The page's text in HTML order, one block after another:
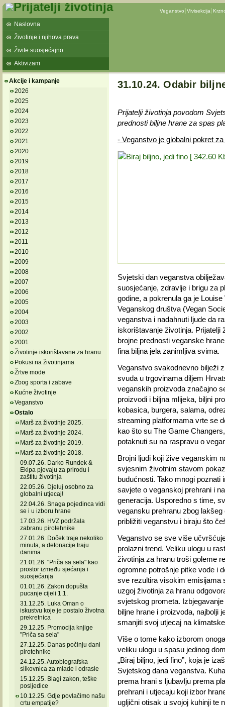
Veganstvo Vivisekcija
Naslovna
Životinje i njihova prava
Živite suosjećajno
Aktivizam
Akcije i kampanje
2026
2025
2024
2023
2022
2021
2020
2019
2018
2017
2016
2015
2014
2013
2012
2011
2010
2009
2008
2007
2006
2005
2004
2003
2002
2001
Životinje iskorištavane za hranu
Pokusi na životinjama
Žrtve mode
Zbog sporta i zabave
Kućne životinje
Veganstvo
Ostalo
Marš za životinje 2025.
Marš za životinje 2024.
Marš za životinje 2019.
Marš za životinje 2018.
09.07.26. Darko Rundek &
Ekipa pjevaju za prirodu i
zaštitu životinja
22.05.26. Djeluj osobno za
globalni utjecaj!
22.04.26. Snaga pojedinca vidi
se i u izboru hrane
17.03.26. HVZ podržala
zabranu pirotehnike
27.01.26. Doček traje nekoliko
minuta, a detonacije traju
danima
21.01.26. "Priča sa sela" kao
prostor između sjećanja i
suosjećanja
01.01.26. Zakon dopušta
pucanje cijeli 1.1.
31.12.25. Luka Oman o
iskustvu koje je postalo životna
prekretnica
29.12.25. Promocija knjige
"Priča sa sela"
27.12.25. Danas počinju dani
pirotehnike
24.12.25. Autobiografska
slikovnica za mlade i odrasle
15.12.25. Blagi zakon, teške
posljedice
10.12.25. Gdje povlačimo našu
crtu empatije?
31.10.24. Odabir
Prijatelji životinja povodom
prednosti biljne hrane za spas
- Veganstvo je globalni pokret
Svjetski dan veganstva
suosjećanje, zdravlje i brigu za
godine, a pokrenula ga je
Veganskog društva (Vegan
veganstva i nadahnuti ljude da
iskorištavanje životinja.
brojne prednosti veganske
fina biljna jela zanimljiva svima.
Veganstvo svakodnevno bilježi
svuda u trgovinama diljem
veganskih proizvoda značajno
proizvodi i biljna mlijeka, biljni
kobasica, burgera, salama,
streaming platformama vrte se
kao što su The Game
potaknuti su na raspravu o
Brojni ljudi koji žive veganskim
svjesnim životnim stavom
budućnosti. Tako mnogi poznati
savjete o veganskoj prehrani i
generacija. Usporedno s time,
vegansku prehranu zbog
približiti veganstvu i biraju što
Veganstvo se sve više
prolazni trend. Veliku ulogu u
životinja za hranu troši goleme
ogromne potrošnje pitke vode i
sve rezultira visokim emisijama
uzgoj životinja za hranu
svjetskog prometa.
biljne hrane i proizvoda, najbolji
smanjiti svoj utjecaj na
Više o tome kako izborom
veliku ulogu u spasu jedinog
„Biraj biljno, jedi fino”, koja je
Svjetskog dana veganstva.
prema hrani s ljubavlju prema
prehrani i utjecaju koji izbor
ugljični otisak u svojoj kuhinji te